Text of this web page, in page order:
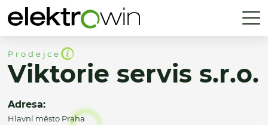
Prodejce
Viktorie servis s.r.o.
Adresa:
Hlavní město Praha